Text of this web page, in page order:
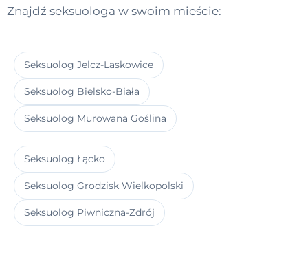
Znajdź seksuologa w swoim mieście:
Seksuolog Jelcz-Laskowice
Seksuolog Bielsko-Biała
Seksuolog Murowana Goślina
Seksuolog Łącko
Seksuolog Grodzisk Wielkopolski
Seksuolog Piwniczna-Zdrój